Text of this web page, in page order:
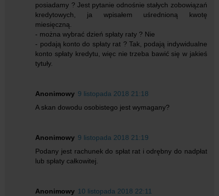
posiadamy ? Jest pytanie odnośnie stałych zobowiązań
kredytowych, ja wpisałem uśrednioną kwotę
miesięczną.
- można wybrać dzień spłaty raty ? Nie
- podają konto do spłaty rat ? Tak, podają indywidualne
konto spłaty kredytu, więc nie trzeba bawić się w jakieś
tytuły.
Anonimowy 9 listopada 2018 21:18
A skan dowodu osobistego jest wymagany?
Anonimowy 9 listopada 2018 21:19
Podany jest rachunek do spłat rat i odrębny do nadpłat
lub spłaty całkowitej.
Anonimowy 10 listopada 2018 22:11